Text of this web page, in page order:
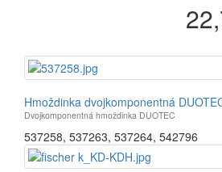
Hmoždinka dvojkomponentná
Dvojkomponentná hmoždinka DUOTEC
537258, 537263, 537264, 542796